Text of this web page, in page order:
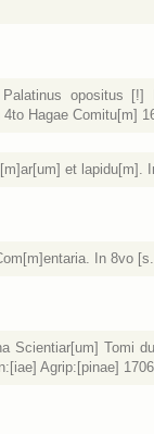
opositus [!]
Hagae Comitu[m]
et lapidu[m].
In 8vo
Scientiar[um] Tomi
Agrip:[pinae] 1706